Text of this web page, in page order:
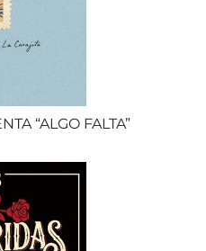
“ALGO FALTA”